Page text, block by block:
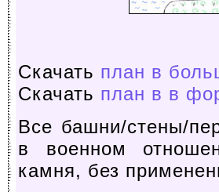
Скачать план в
Скачать план в в
Все башни/стены/
в военном
камня, без